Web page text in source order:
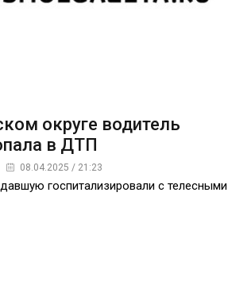
округе водитель
в ДТП
08.04.2025 / 21:23
госпитализировали с телесными